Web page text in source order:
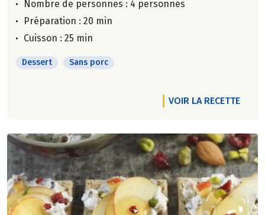
Nombre de personnes : 4 personnes
Préparation : 20 min
Cuisson : 25 min
Dessert Sans porc
VOIR LA RECETTE